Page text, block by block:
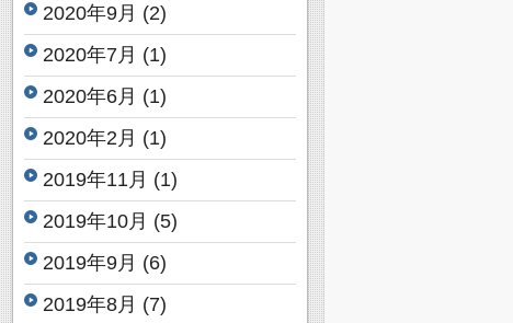
2020年9月 (2)
2020年7月 (1)
2020年6月 (1)
2020年2月 (1)
2019年11月 (1)
2019年10月 (5)
2019年9月 (6)
2019年8月 (7)